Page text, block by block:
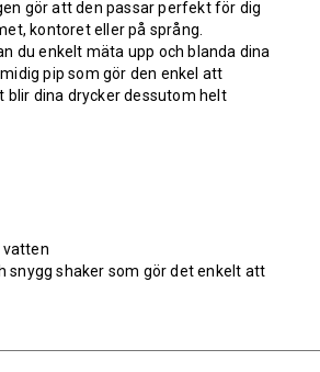
gör att den passar perfekt för dig
kontoret eller på språng.
du enkelt mäta upp och blanda dina
pip som gör den enkel att
dina drycker dessutom helt
vatten
snygg shaker som gör det enkelt att